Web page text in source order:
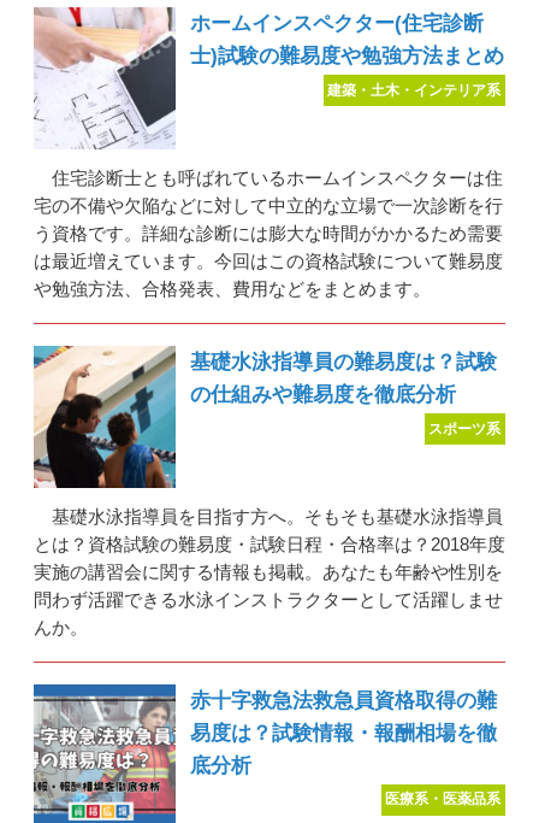
ホームインスペクター(住宅診断
士)試験の難易度や勉強方法まとめ
建築・土木・インテリア系
住宅診断士とも呼ばれているホームインスペクターは住
宅の不備や欠陥などに対して中立的な立場で一次診断を行
う資格です。詳細な診断には膨大な時間がかかるため需要
は最近増えています。今回はこの資格試験について難易度
や勉強方法、合格発表、費用などをまとめます。
基礎水泳指導員の難易度は？試験
の仕組みや難易度を徹底分析
スポーツ系
基礎水泳指導員を目指す方へ。そもそも基礎水泳指導員
とは？資格試験の難易度・試験日程・合格率は？2018年度
実施の講習会に関する情報も掲載。あなたも年齢や性別を
問わず活躍できる水泳インストラクターとして活躍しませ
んか。
赤十字救急法救急員資格取得の難
易度は？試験情報・報酬相場を徹
底分析
医療系・医薬品系